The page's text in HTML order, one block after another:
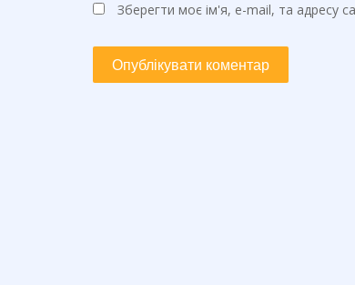
Зберегти моє ім'я, e-mail, та адресу